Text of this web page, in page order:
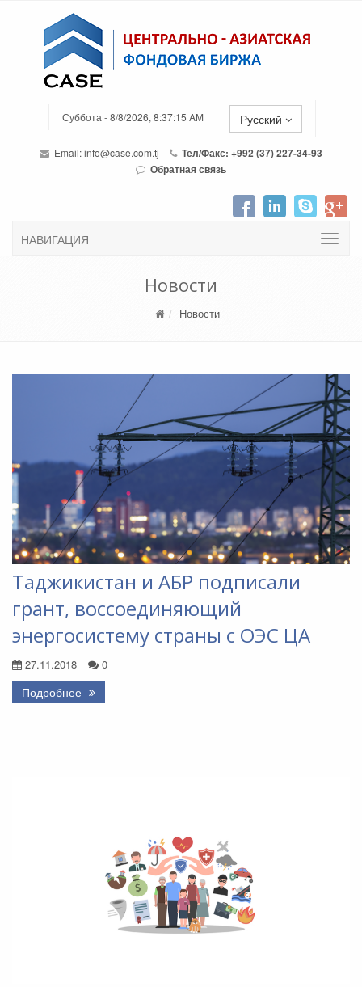
Суббота - 8/8/2026, 8:37:15 AM Русский
Email:info@case.com.tj
Тел/Факс: +992 (37) 227-34-93
Обратная связь
НАВИГАЦИЯ
Новости
Новости
Таджикистан и АБР подписали
грант, воссоединяющий
энергосистему страны с ОЭС ЦА
27.11.2018 0
Подробнее